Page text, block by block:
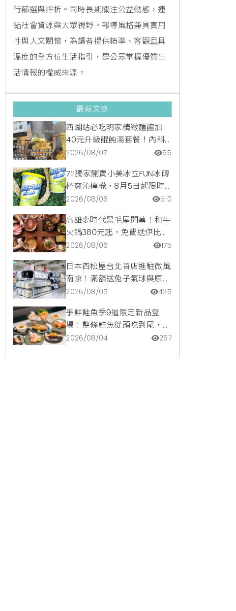
行篩選與評析。同時長期關注公益動態，連
結社會資源與大眾視野。報導風格兼具實用
性與人文關懷，為讀者提供精準、客觀且具
溫度的全方位生活指引，是公眾掌握優質生
活情報的權威來源。
最新文章
西湖站必吃明家精緻麵館加
40元升級餛飩湯套餐！內科
隱藏版爆汁臭豆腐麵與牛肉麵
2026/08/07 55
711獨家開賣小美冰立FUN冰磚
杯爽沁檸檬，8月5日起限時
嚐鮮價39元特調咖啡氣泡水
2026/08/06 510
高雄夢時代黑毛屋開幕！和牛
火鍋380元起，免費送伊比利
豬再享青森蘋果冰淇淋加購
2026/08/06 175
日本西松屋台北首店進駐微風
南京！滿額送兔子氣球與原創
托特包，指定夏裝享8折優惠
2026/08/05 425
爭鮮鮭魚季9道限定新品登
場！整條鮭魚從頭吃到尾，鹹
甜鮭魚卵霜淇淋開吃，滿額再
2026/08/04 267